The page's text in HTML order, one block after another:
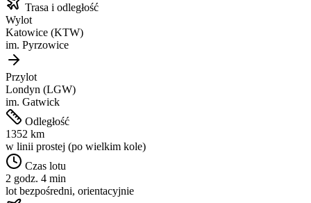
Trasa i odległość
Wylot
Katowice (KTW)
im. Pyrzowice
Przylot
Londyn (LGW)
im. Gatwick
Odległość
1352 km
w linii prostej (po wielkim kole)
Czas lotu
2 godz. 4 min
lot bezpośredni, orientacyjnie